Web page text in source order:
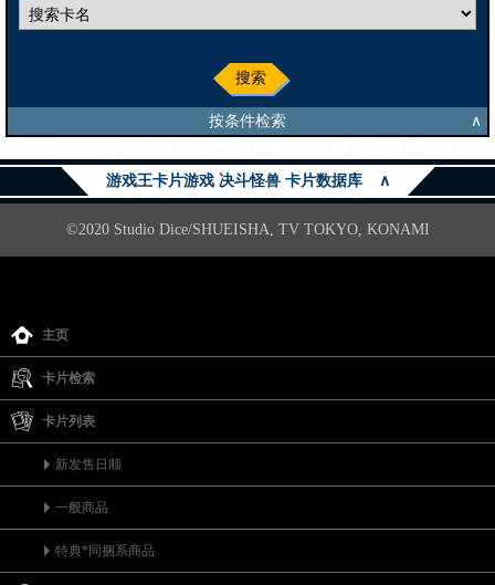
搜索
按条件检索 ∧
游戏王卡片游戏 决斗怪兽 卡片数据库 ∧
©2020 Studio Dice/SHUEISHA, TV TOKYO, KONAMI
主页
卡片检索
卡片列表
新发售日顺
一般商品
特典*同捆系商品